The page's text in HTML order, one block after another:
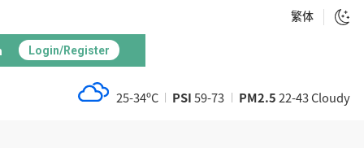
繁体
Login/Register
25-34ºC PSI59-73 PM2.522-43 Cloudy